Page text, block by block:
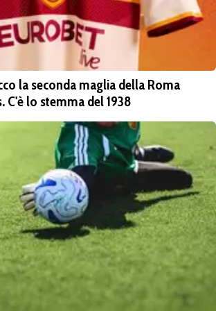
la seconda maglia della Roma
C'è lo stemma del 1938